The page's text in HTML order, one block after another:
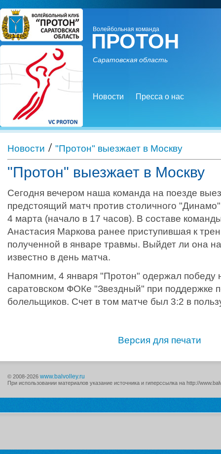
Волейбольная команда
ПРОТОН
Саратовская область
Новости Пресса о нас
Новости / "Протон" выезжает в Москву
"Протон" выезжает в Москву
Сегодня вечером наша команда на поезде
предстоящий матч против столичного
4 марта (начало в 17 часов). В составе
Анастасия Маркова ранее приступившая к
полученной в январе травмы. Выйдет ли она
известно в день матча.
Напомним, 4 января "Протон" одержал победу
саратовском ФОКе "Звездный" при поддержке
болельщиков. Счет в том матче был 3:2 в
Версия для печати
© 2008-2026 www.balvolley.ru
При использовании материалов указание источника и гиперссылка на http://